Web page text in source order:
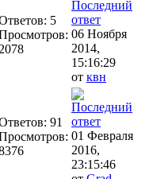
5
2078
06 Ноября
2014,
15:16:29
от квн
91
01 Февраля
2016,
23:15:46